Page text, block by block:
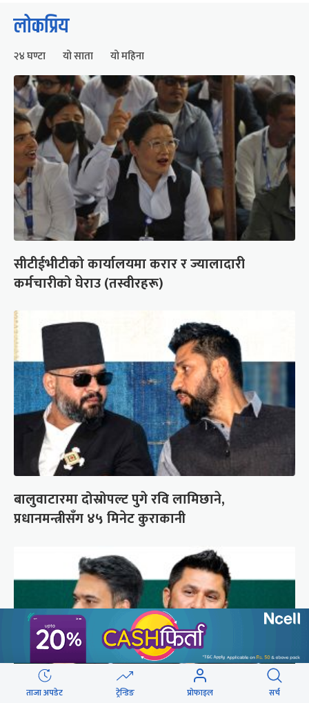
लोकप्रिय
२४ घण्टा यो साता यो महिना
सीटीईभीटीको कार्यालयमा करार र ज्यालादारी
कर्मचारीको घेराउ (तस्वीरहरू)
बालुवाटारमा दोस्रोपल्ट पुगे रवि लामिछाने,
प्रधानमन्त्रीसँग ४५ मिनेट कुराकानी
ताजा अपडेट ट्रेन्डिङ प्रोफाइल सर्च